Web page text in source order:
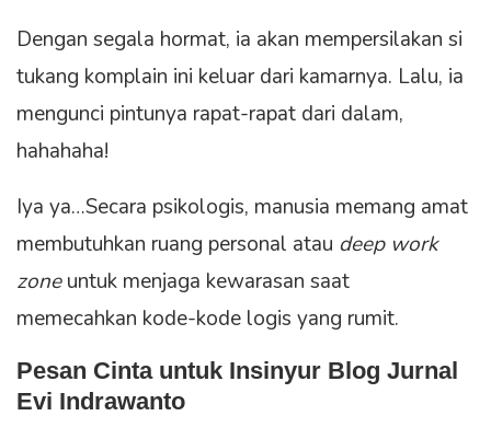
Dengan segala hormat, ia akan mempersilakan si
tukang komplain ini keluar dari kamarnya. Lalu, ia
mengunci pintunya rapat-rapat dari dalam,
hahahaha!
Iya ya…Secara psikologis, manusia memang amat
membutuhkan ruang personal atau deep work
zoneuntuk menjaga kewarasan saat
memecahkan kode-kode logis yang rumit.
Pesan Cinta untuk Insinyur Blog Jurnal
Evi Indrawanto